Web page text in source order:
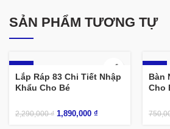
SẢN PHẨM TƯƠNG TỰ
-17%
Lắp Ráp 83 Chi Tiết Nhập
Khẩu Cho Bé
2,290,000₫ 1,890,000 ₫
-9%
Bàn
Cho